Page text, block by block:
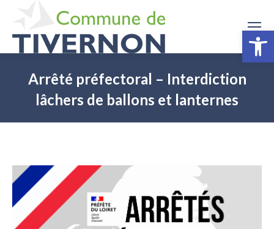
Arrêté préfectoral – Interdiction
lâchers de ballons et lanternes